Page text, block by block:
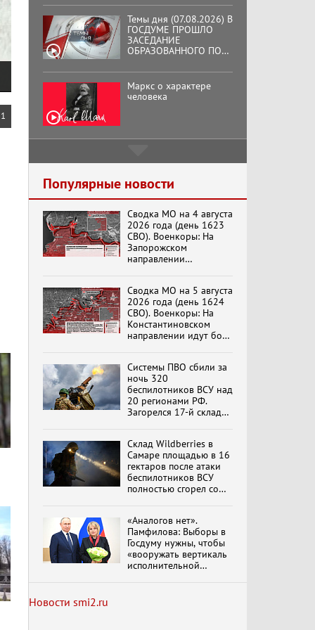
1
Темы дня (07.08.2026) В
ГОСДУМЕ ПРОШЛО
ЗАСЕДАНИЕ
ОБРАЗОВАННОГО ПО
ОБЩЕСТВЕННОГО
КОМИТЕТА ЗА
ОСВОБОЖДЕНИЕ
ПРЕЗИДЕНТА
Маркс о характере
человека
кооператор
Хук слева: «Что и
требовалось доказать!»
(07.08.2026)
Бренды Советской
эпохи "Гжель"
«Изменимся или
вымрем»
К ГРАЖДАНАМ
Г.А. Зюганова,
Председателя ЦК
КПРФ Руководителя
фракции КПРФ в
Государственной Думе
РФ (28.07.2026)
Документальный
фильм "Империализм и
Бить смелее!
В.Баранец, В.Дандыкин,
Популярные новости
Сводка МО на 4 августа
2026 года (день 1623
СВО). Военкоры: На
Запорожском
направлении
Степногорска
Сводка МО на 5 августа
2026 года (день 1624
СВО). Военкоры: На
Константиновском
направлении идут бои
Системы ПВО сбили за
ночь 320
беспилотников ВСУ над
20 регионами РФ.
Загорелся 17-й склад
года
обновлено
Склад Wildberries в
Самаре площадью в 16
гектаров после атаки
беспилотников ВСУ
полностью сгорел со
«Аналогов нет».
Памфилова: Выборы в
Госдуму нужны, чтобы
«вооружать вертикаль
исполнительной
Новости smi2.ru